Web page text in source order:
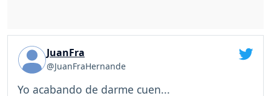
JuanFra
@JuanFraHernande
Yo acabando de darme cuen...